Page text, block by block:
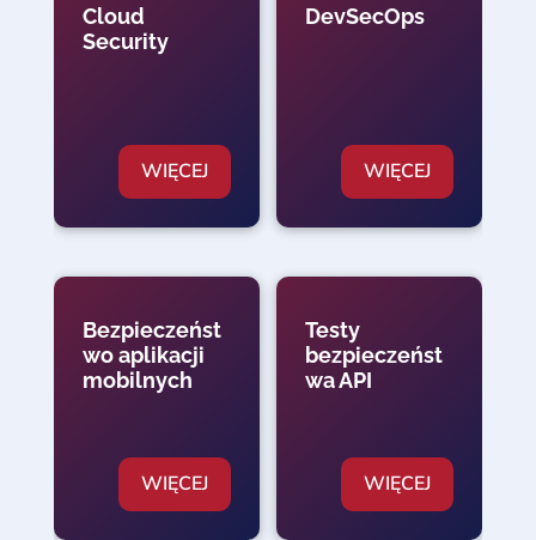
Cloud
Security
WIĘCEJ
DevSecOps
WIĘCEJ
Bezpieczeńst
wo aplikacji
mobilnych
WIĘCEJ
Testy
bezpieczeńst
wa API
WIĘCEJ